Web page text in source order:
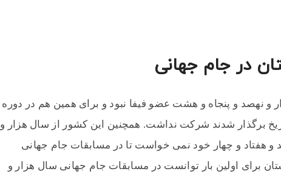
در جام جهانی
و نهصد و پنجاه و هشت عضو فیفا نبود و برای همین هم در دوره
برگذار شدند شرکت نداشت. همچنین این کشور از سال هزار و
و هفتاد و چهار خود نمی خواست تا در مسابقات جام جهانی
برای اولین بار توانست در مسابقات جام جهانی سال هزار و